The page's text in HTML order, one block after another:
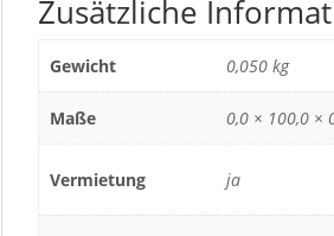
Zusätzliche
Gewicht 0,050 kg
Maße 0,0 × 100,0 ×
Vermietung ja